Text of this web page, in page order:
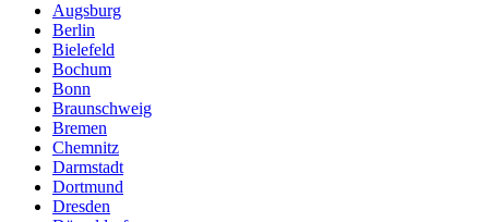
Augsburg
Berlin
Bielefeld
Bochum
Bonn
Braunschweig
Bremen
Chemnitz
Darmstadt
Dortmund
Dresden